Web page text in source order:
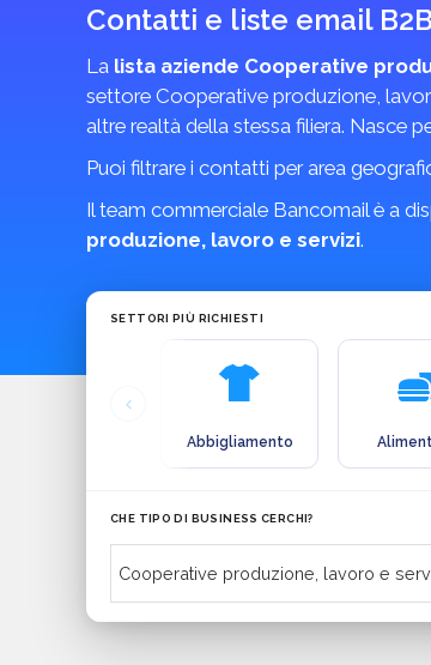
Contatti e liste email
La lista aziende Cooperative
settore Cooperative produzione,
altre realtà della stessa filiera. Nasce
Puoi filtrare i contatti per area
Il team commerciale Bancomail è a
produzione, lavoro e servizi.
SETTORI PIÙ RICHIESTI
Abbigliamento
CHE TIPO DI BUSINESS CERCHI?